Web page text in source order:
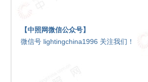
【中照网微信公众号】
微信号 lightingchina1996 关注我们！